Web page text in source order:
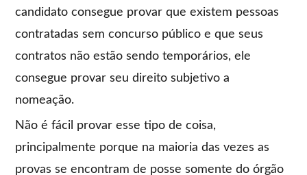
candidato consegue provar que existem pessoas
contratadas sem concurso público e que seus
contratos não estão sendo temporários, ele
consegue provar seu direito subjetivo a
nomeação.
Não é fácil provar esse tipo de coisa,
principalmente porque na maioria das vezes as
provas se encontram de posse somente do órgão